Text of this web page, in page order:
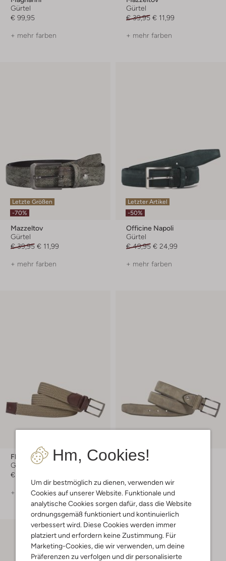
Hm, Cookies!
Um dir bestmöglich zu dienen, verwenden wir
Cookies auf unserer Website. Funktionale und
analytische Cookies sorgen dafür, dass die Website
ordnungsgemäß funktioniert und kontinuierlich
verbessert wird. Diese Cookies werden immer
platziert und erfordern keine Zustimmung. Für
Marketing-Cookies, die wir verwenden, um deine
Präferenzen zu verfolgen und dir personalisierte
Gürtel
€ 99,95
+ mehr farben
Gürtel
€ 39,95 € 11,99
+ mehr farben
Letzte Größen
-70%
Mazzeltov
Gürtel
€ 39,95 € 11,99
+ mehr farben
Letzter Artikel
-50%
Officine Napoli
Gürtel
€ 49,95 € 24,99
+ mehr farben
Floris Van Bommel
Gürtel
€ 99,99
+ mehr farben
Floris Van Bommel
+ mehr farben